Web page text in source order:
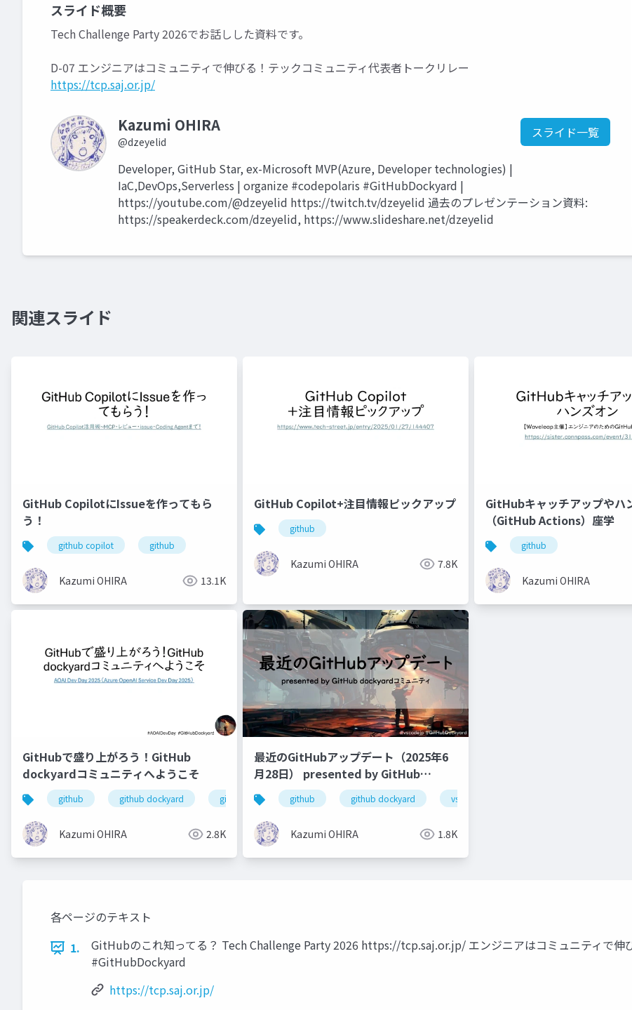
スライド概要
Tech Challenge Party 2026でお話しした資料です。
D-07 エンジニアはコミュニティで伸びる！テックコミュニティ代表者トークリレー
https://tcp.saj.or.jp/
Kazumi OHIRA
@dzeyelid
スライド一覧
Developer, GitHub Star, ex-Microsoft MVP(Azure, Developer technologies) |
IaC,DevOps,Serverless | organize #codepolaris #GitHubDockyard |
https://youtube.com/@dzeyelid https://twitch.tv/dzeyelid 過去のプレゼンテーション資料:
https://speakerdeck.com/dzeyelid, https://www.slideshare.net/dzeyelid
関連スライド
GitHub CopilotにIssueを作ってもら
う！
github copilot github
Kazumi OHIRA 13.1K
GitHub Copilot+注目情報ピックアップ
github
Kazumi OHIRA 7.8K
GitHubキャッチアップやハ
（GitHub Actions）座学
github
Kazumi OHIRA
GitHubで盛り上がろう！GitHub
dockyardコミュニティへようこそ
github github dockyard github copilot github models github copilot autofix for code scanning
Kazumi OHIRA 2.8K
最近のGitHubアップデート（2025年6
月28日） presented by GitHub
dockyardコミュニティ
github github dockyard vscodejp
Kazumi OHIRA 1.8K
各ページのテキスト
1.
GitHubのこれ知ってる？ Tech Challenge Party 2026 https://tcp.saj.or.jp/ エンジニアはコミュニティで伸
#GitHubDockyard
https://tcp.saj.or.jp/